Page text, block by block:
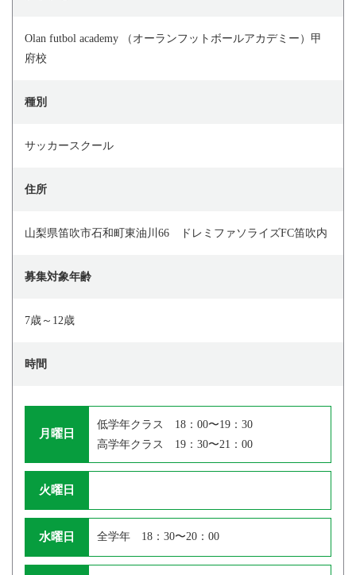
Olan futbol academy （オーランフットボールアカデミー）甲
府校
種別
サッカースクール
住所
山梨県笛吹市石和町東油川66 ドレミファソライズFC笛吹内
募集対象年齢
7歳～12歳
時間
月曜日
低学年クラス 18：00〜19：30
高学年クラス 19：30〜21：00
火曜日
水曜日 全学年 18：30〜20：00